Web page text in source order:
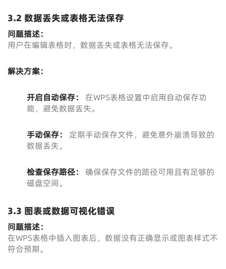
3.2 数据丢失或表格无法保存
问题描述：
用户在编辑表格时，数据丢失或表格无法保存。
解决方案：
开启自动保存：
在WPS表格设置中启用自动保存功
能，避免数据丢失。
手动保存：
定期手动保存文件，避免意外崩溃导致的
数据丢失。
检查保存路径：
确保保存文件的路径可用且有足够的
磁盘空间。
3.3 图表或数据可视化错误
问题描述：
在WPS表格中插入图表后，数据没有正确显示或图表样式不
符合预期。